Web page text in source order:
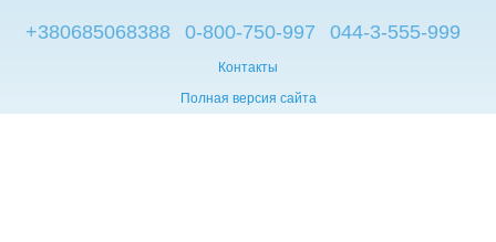
+380685068388 0-800-750-997 044-3-555-999
Контакты
Полная версия сайта